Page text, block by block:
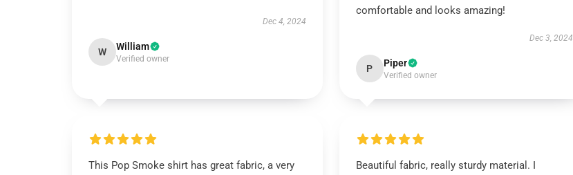
Dec 4, 2024
W William
Verified owner
comfortable and looks amazing!
Dec 3, 2024
P Piper
Verified owner
This Pop Smoke shirt has great fabric, a very
Beautiful fabric, really sturdy material. I